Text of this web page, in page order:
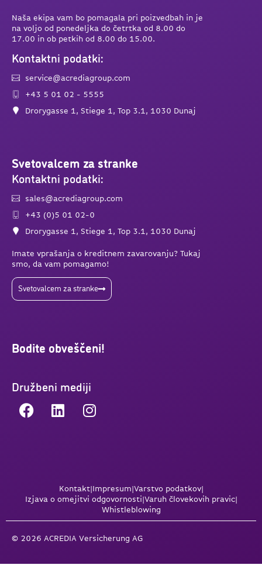
Naša ekipa vam bo pomagala pri poizvedbah in je
na voljo od ponedeljka do četrtka od 8.00 do
17.00 in ob petkih od 8.00 do 15.00.
Kontaktni podatki:
service@acrediagroup.com
+43 5 01 02 - 5555
Drorygasse 1, Stiege 1, Top 3.1, 1030 Dunaj
Svetovalcem za stranke
Kontaktni podatki:
sales@acrediagroup.com
+43 (0)5 01 02-0
Drorygasse 1, Stiege 1, Top 3.1, 1030 Dunaj
Imate vprašanja o kreditnem zavarovanju? Tukaj
smo, da vam pomagamo!
Svetovalcem za stranke
Bodite obveščeni!
Družbeni mediji
Kontakt|Impresum|Varstvo podatkov|
Izjava o omejitvi odgovornosti|Varuh človekovih pravic|
Whistleblowing
© 2026 ACREDIA Versicherung AG